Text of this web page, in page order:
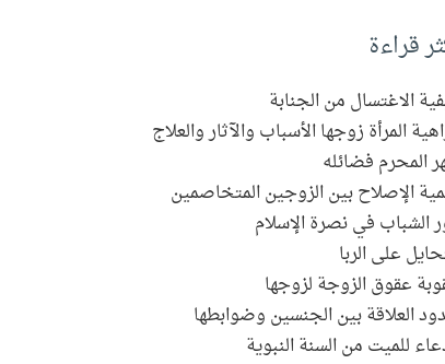
قراءة
الاغتسال من الجنابة
المرأة زوجها الأسباب والآثار والعلاج
المحرم فضائله
الإصلاح بين الزوجين المتخاصمين
الشباب في نصرة الإسلام
على الربا
عقوق الزوجة لزوجها
العلاقة بين الجنسين وضوابطها
للميت من السنة النبوية